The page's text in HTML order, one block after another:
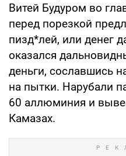
Витей Будуром во
перед порезкой
пизд*лей, или денег
оказался
деньги, сославшись
на пытки. Нарубали
60 аллюминия и
Камазах.